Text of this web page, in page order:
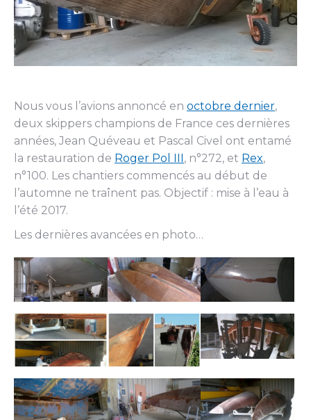
Nous vous l’avions annoncé en octobre dernier,
deux skippers champions de France ces dernières
années, Jean Quéveau et Pascal Civel ont entamé
la restauration de Roger Pol III, n°272, et Rex,
n°100. Les chantiers commencés au début de
l’automne ne traînent pas. Objectif : mise à l’eau à
l’été 2017.
Les dernières avancées en photo…